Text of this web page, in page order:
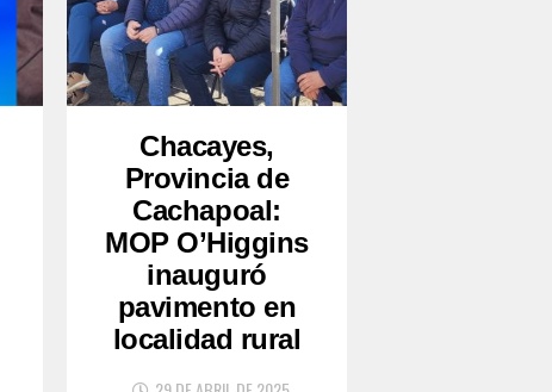
Chacayes,
Provincia de
Cachapoal:
MOP O’Higgins
inauguró
pavimento en
localidad rural